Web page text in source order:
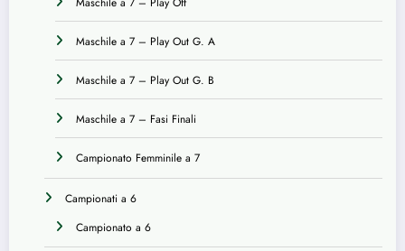
Maschile a 7 – Play Out G. A
Maschile a 7 – Play Out G. B
Maschile a 7 – Fasi Finali
Campionato Femminile a 7
Campionati a 6
Campionato a 6